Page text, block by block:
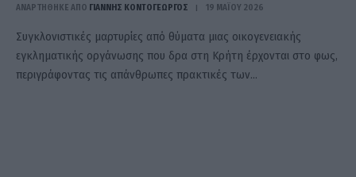
ΑΝΑΡΤΗΘΗΚΕ ΑΠΟ ΓΙΆΝΝΗΣ ΚΟΝΤΟΓΕΏΡΓΟΣ 19 ΜΑΪ́ΟΥ 2026
Συγκλονιστικές μαρτυρίες από θύματα μιας οικογενειακής
εγκληματικής οργάνωσης που δρα στη Κρήτη έρχονται στο φως,
περιγράφοντας τις απάνθρωπες πρακτικές των…